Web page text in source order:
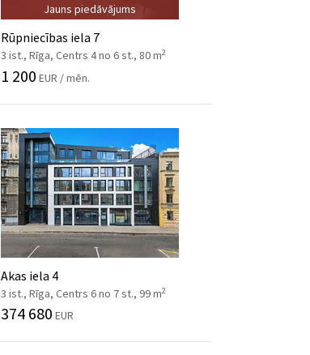
Jauns piedāvājums
Rūpniecības iela 7
3 ist., Rīga, Centrs 4 no 6 st., 80 m2
1 200 EUR / mēn.
Akas iela 4
3 ist., Rīga, Centrs 6 no 7 st., 99 m2
374 680 EUR